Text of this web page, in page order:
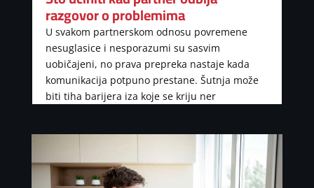
razgovor o problemima
U svakom partnerskom odnosu povremene
nesuglasice i nesporazumi su sasvim
uobičajeni, no prava prepreka nastaje kada
komunikacija potpuno prestane. Šutnja može
biti tiha barijera iza koje se kriju ner